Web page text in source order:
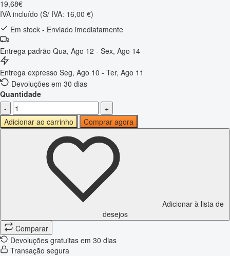
19,68€
IVA incluído (S/ IVA: 16,00 €)
Em stock - Enviado imediatamente
Entrega padrão Qua, Ago 12 - Sex, Ago 14
Entrega expresso Seg, Ago 10 - Ter, Ago 11
Devoluções em 30 dias
Quantidade
-
+
Adicionar ao carrinho
Comprar agora
Adicionar à lista de
desejos
Comparar
Devoluções gratuitas em 30 dias
Transação segura